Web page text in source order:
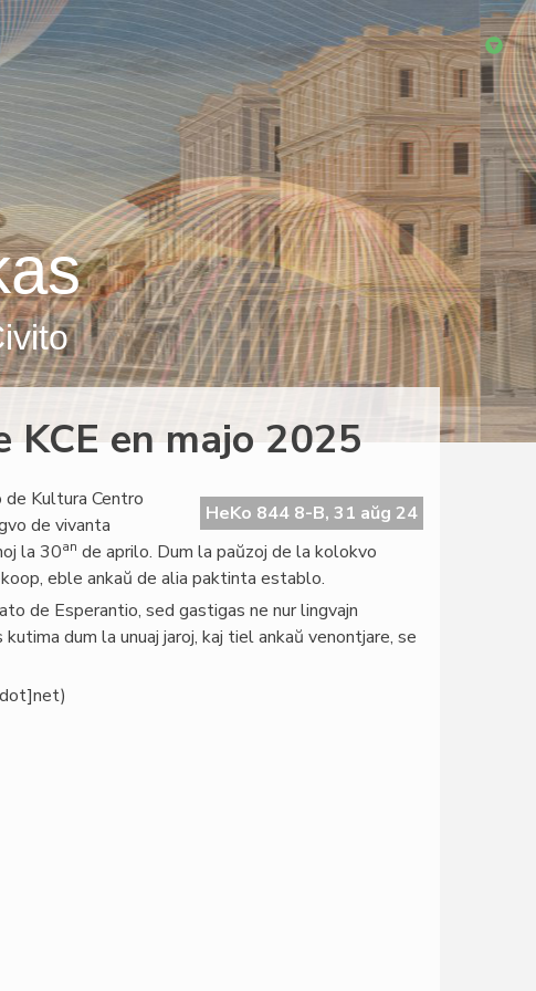
KCE en majo 2025
HeKo 844 8-B, 31 aŭg 24
de Kultura Centro
de vivanta
la 30an de aprilo. Dum la paŭzoj de la kolokvo
eble ankaŭ de alia paktinta establo.
de Esperantio, sed gastigas ne nur lingvajn
dum la unuaj jaroj, kaj tiel ankaŭ venontjare, se